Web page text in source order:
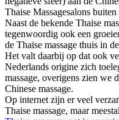
Thaise Massagesalons
Naast de bekende Thaise
tegenwoordig ook een
de Thaise massage thuis in
Het valt daarbij op dat ook
Nederlands origine zich
massage, overigens zien we
Chinese massage.
Op internet zijn er veel
Thaise massage, maar